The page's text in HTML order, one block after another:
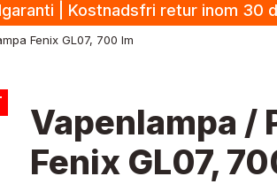
| Kostnadsfri retur inom 30
Fenix GL07, 700 lm
Vapenlampa /
Fenix GL07,